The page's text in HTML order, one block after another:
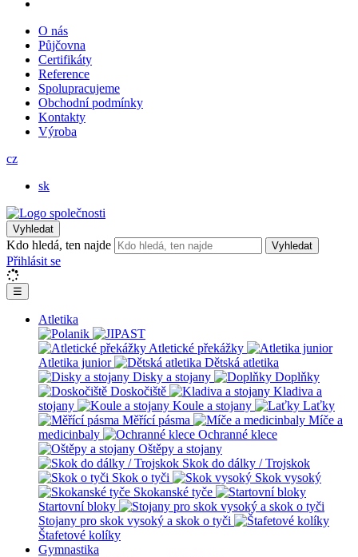
O nás
Půjčovna
Certifikáty
Reference
Spolupracujeme
Obchodní podmínky
Kontakty
Výroba
cz
sk
Vyhledat
Kdo hledá, ten najde Vyhledat
Přihlásit se
☰
Atletika
Atletické překážky
Atletika junior
Dětská atletika
Disky a stojany
Doplňky
Doskočiště
Kladiva a
stojany
Koule a stojany
Laťky
Měřící pásma
Míče a
medicinbaly
Ochranné klece
Oštěpy a stojany
Skok do dálky / Trojskok
Skok o tyči
Skok vysoký
Skokanské tyče
Startovní bloky
Stojany pro skok vysoký a skok o tyči
Štafetové kolíky
Gymnastika